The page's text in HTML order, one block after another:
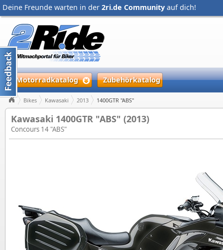
Deine Freunde warten in der 2ri.de Community auf dich!
Motorradkatalog Zubehörkatalog
Bikes Kawasaki 2013 1400GTR "ABS"
Kawasaki 1400GTR "ABS" (2013)
Concours 14 "ABS"